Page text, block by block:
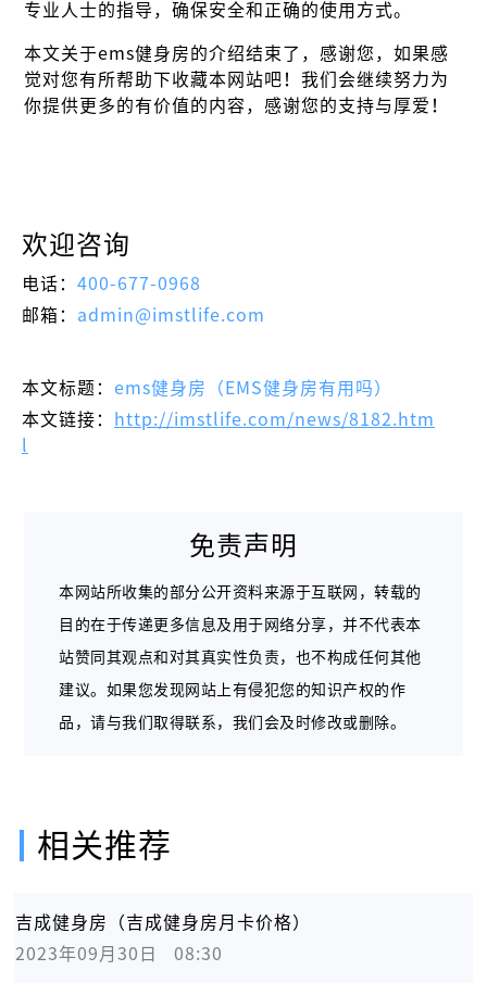
专业人士的指导，确保安全和正确的使用方式。
本文关于ems健身房的介绍结束了，感谢您，如果感
觉对您有所帮助下收藏本网站吧！我们会继续努力为
你提供更多的有价值的内容，感谢您的支持与厚爱！
欢迎咨询
电话： 400-677-0968
邮箱： admin@imstlife.com
本文标题： ems健身房（EMS健身房有用吗）
本文链接：
http://imstlife.com/news/8182.htm
免责声明
本网站所收集的部分公开资料来源于互联网，转载的
目的在于传递更多信息及用于网络分享，并不代表本
站赞同其观点和对其真实性负责，也不构成任何其他
建议。如果您发现网站上有侵犯您的知识产权的作
品，请与我们取得联系，我们会及时修改或删除。
相关推荐
吉成健身房（吉成健身房月卡价格）
2023年09月30日   08:30